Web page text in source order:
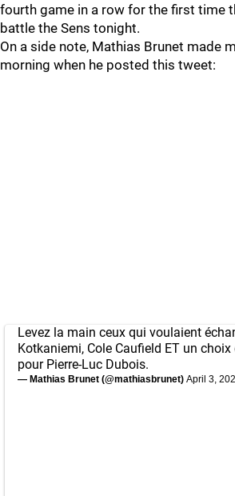
fourth game in a row for the first time
battle the Sens tonight.
On a side note, Mathias Brunet made
morning when he posted this tweet:
Levez la main ceux qui voulaient
Kotkaniemi, Cole Caufield ET un choix
pour Pierre-Luc Dubois.
— Mathias Brunet (@mathiasbrunet) April 3,